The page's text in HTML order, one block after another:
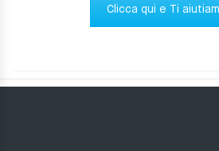
Clicca qui e Ti